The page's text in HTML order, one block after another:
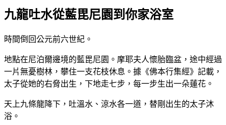
九龍吐水從藍毘尼園到你家浴室
時間倒回公元前六世紀。
地點在尼泊爾邊境的藍毘尼園。摩耶夫人懷胎臨盆，途中經過
一片無憂樹林，攀住一支花枝休息。據《佛本行集經》記載，
太子從她的右脅出生，下地走七步，每一步生出一朵蓮花。
天上九條龍降下，吐溫水、涼水各一道，替剛出生的太子沐
浴。